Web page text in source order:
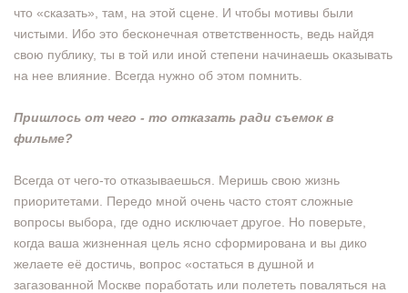
что «сказать», там, на этой сцене. И чтобы мотивы были
чистыми. Ибо это бесконечная ответственность, ведь найдя
свою публику, ты в той или иной степени начинаешь оказывать
на нее влияние. Всегда нужно об этом помнить.
Пришлось от чего - то отказать ради съемок в
фильме?
Всегда от чего-то отказываешься. Меришь свою жизнь
приоритетами. Передо мной очень часто стоят сложные
вопросы выбора, где одно исключает другое. Но поверьте,
когда ваша жизненная цель ясно сформирована и вы дико
желаете её достичь, вопрос «остаться в душной и
загазованной Москве поработать или полететь поваляться на